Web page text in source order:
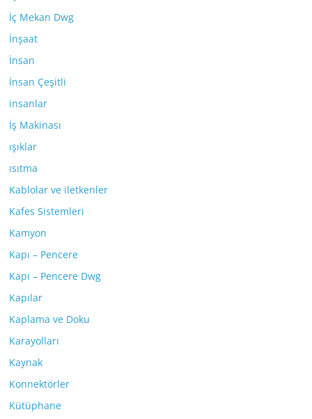
İç Mekan Dwg
İnşaat
İnsan
İnsan Çeşitli
insanlar
İş Makinası
ışıklar
ısıtma
Kablolar ve iletkenler
Kafes Sistemleri
Kamyon
Kapı – Pencere
Kapı – Pencere Dwg
Kapılar
Kaplama ve Doku
Karayolları
Kaynak
Konnektörler
Kütüphane